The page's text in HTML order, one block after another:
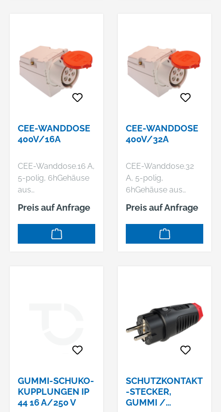
geeignet für
Gewerbe /
BaustelleTechnische
Daten: 400 V
geeignet für
Gewerbe /
BaustelleTechnische
Daten: 400 V
CEE-WANDDOSE
400V/16A
CEE-Wanddose.16 A,
5-polig, 6hGehäuse
aus
Polyamid.Schlagfest,
spritzwassergeschüt
zt.Mit
Schraubanschlüssen
Preis auf Anfrage
CEE-WANDDOSE
400V/32A
CEE-Wanddose.32
A, 5-polig,
6hGehäuse aus
Polyamid.Schlagfest,
spritzwassergeschüt
zt.Mit
Schraubanschlüssen
Gewerbe /
BaustelleTechnische
Daten: 400 V
Preis auf Anfrage
GUMMI-SCHUKO-
KUPPLUNGEN IP
44 16 A/250 V
SCHUTZKONTAKT
-STECKER,
GUMMI /